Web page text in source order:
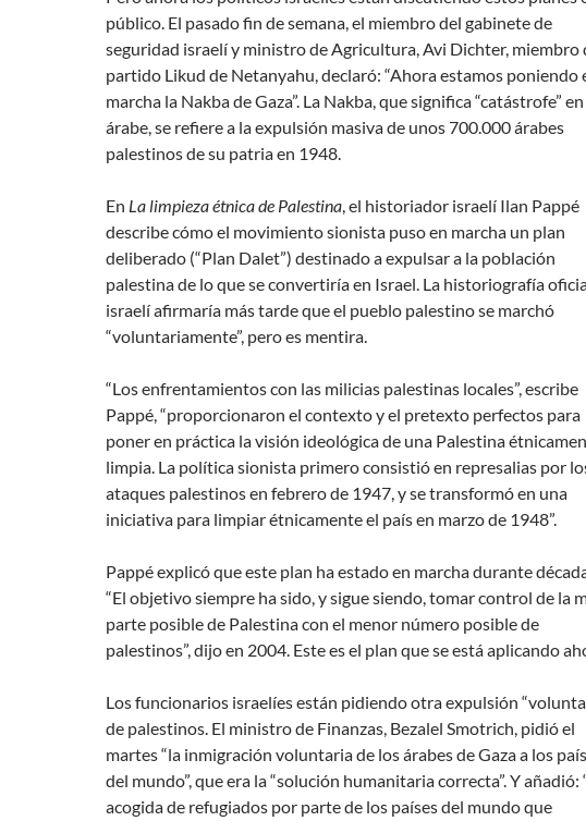
público. El pasado fin de semana, el miembro del gabinete de
seguridad israelí y ministro de Agricultura, Avi Dichter, miembro
partido Likud de Netanyahu, declaró: “Ahora estamos poniendo
marcha la Nakba de Gaza”. La Nakba, que significa “catástrofe” en
árabe, se refiere a la expulsión masiva de unos 700.000 árabes
palestinos de su patria en 1948.
En La limpieza étnica de Palestina, el historiador israelí Ilan Pappé
describe cómo el movimiento sionista puso en marcha un plan
deliberado (“Plan Dalet”) destinado a expulsar a la población
palestina de lo que se convertiría en Israel. La historiografía
israelí afirmaría más tarde que el pueblo palestino se marchó
“voluntariamente”, pero es mentira.
“Los enfrentamientos con las milicias palestinas locales”, escribe
Pappé, “proporcionaron el contexto y el pretexto perfectos para
poner en práctica la visión ideológica de una Palestina
limpia. La política sionista primero consistió en represalias por
ataques palestinos en febrero de 1947, y se transformó en una
iniciativa para limpiar étnicamente el país en marzo de 1948”.
Pappé explicó que este plan ha estado en marcha durante
“El objetivo siempre ha sido, y sigue siendo, tomar control de la
parte posible de Palestina con el menor número posible de
palestinos”, dijo en 2004. Este es el plan que se está aplicando
Los funcionarios israelíes están pidiendo otra expulsión
de palestinos. El ministro de Finanzas, Bezalel Smotrich, pidió el
martes “la inmigración voluntaria de los árabes de Gaza a los
del mundo”, que era la “solución humanitaria correcta”. Y añadió:
acogida de refugiados por parte de los países del mundo que